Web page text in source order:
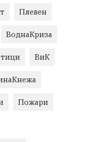
Плевен
ВоднаКриза
ВиК
Пожари